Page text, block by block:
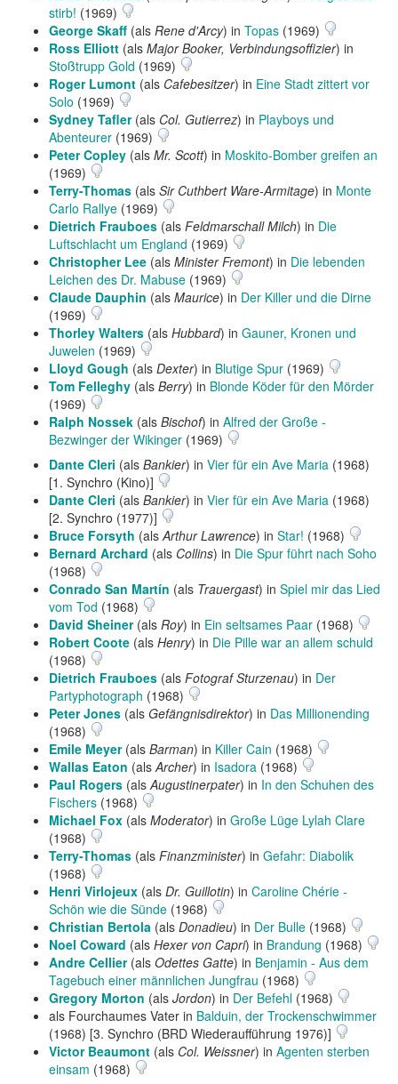
stirb! (1969)
George Skaff (als Rene d'Arcy) in Topas (1969)
Ross Elliott (als Major Booker, Verbindungsoffizier) in
Stoßtrupp Gold (1969)
Roger Lumont (als Cafebesitzer) in Eine Stadt zittert vor
Solo (1969)
Sydney Tafler(als Col. Gutierrez) in Playboys und
Abenteurer (1969)
Peter Copley (als Mr. Scott) in Moskito-Bomber greifen an
(1969)
Terry-Thomas (als Sir Cuthbert Ware-Armitage) in Monte
Carlo Rallye (1969)
Dietrich Frauboes (als Feldmarschall Milch) in Die
Luftschlacht um England (1969)
Christopher Lee (als Minister Fremont) in Die lebenden
Leichen des Dr. Mabuse (1969)
Claude Dauphin (als Maurice) in Der Killer und die Dirne
(1969)
Thorley Walters (als Hubbard) in Gauner, Kronen und
Juwelen (1969)
Lloyd Gough (als Dexter) in Blutige Spur (1969)
Tom Felleghy (als Berry) in Blonde Köder für den Mörder
(1969)
Ralph Nossek (als Bischof) in Alfred der Große -
Bezwinger der Wikinger (1969)
Dante Cleri (als Bankier) in Vier für ein Ave Maria (1968)
[1. Synchro (Kino)]
Dante Cleri (als Bankier) in Vier für ein Ave Maria (1968)
[2. Synchro (1977)]
Bruce Forsyth (alsArthur Lawrence) in Star! (1968)
Bernard Archard (als Collins) in Die Spur führt nach Soho
(1968)
Conrado San Martín (als Trauergast) in Spiel mir das Lied
vom Tod (1968)
David Sheiner(als Roy) in Ein seltsames Paar (1968)
Robert Coote (als Henry) in Die Pille war an allem schuld
(1968)
Dietrich Frauboes (als Fotograf Sturzenau) in Der
Partyphotograph (1968)
Peter Jones (als Gefängnisdirektor) in Das Millionending
(1968)
Emile Meyer(als Barman) in Killer Cain (1968)
Wallas Eaton (alsArcher) in Isadora (1968)
Paul Rogers (alsAugustinerpater) in In den Schuhen des
Fischers (1968)
Michael Fox (als Moderator) in Große Lüge Lylah Clare
(1968)
Terry-Thomas (als Finanzminister) in Gefahr: Diabolik
(1968)
Henri Virlojeux (als Dr. Guillotin) in Caroline Chérie -
Schön wie die Sünde (1968)
Christian Bertola (als Donadieu) in Der Bulle (1968)
Noel Coward (als Hexer von Capri) in Brandung (1968)
Andre Cellier(als Odettes Gatte) in Benjamin - Aus dem
Tagebuch einer männlichen Jungfrau (1968)
Gregory Morton (als Jordon) in Der Befehl (1968)
als Fourchaumes Vater in Balduin, der Trockenschwimmer
(1968) [3. Synchro (BRD Wiederaufführung 1976)]
Victor Beaumont (als Col. Weissner) in Agenten sterben
einsam (1968)